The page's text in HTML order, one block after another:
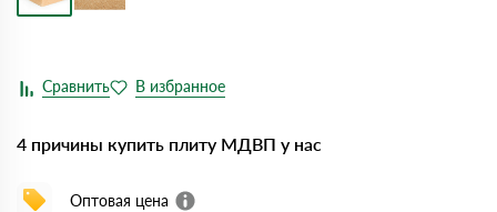
4 причины купить плиту МДВП у нас
Оптовая цена